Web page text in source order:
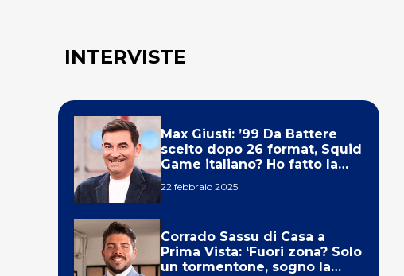
INTERVISTE
Max Giusti: ’99 Da Battere
scelto dopo 26 format, Squid
Game italiano? Ho fatto la
22 febbraio 2025
Corrado Sassu di Casa a
Prima Vista: ‘Fuori zona? Solo
un tormentone, sogno la